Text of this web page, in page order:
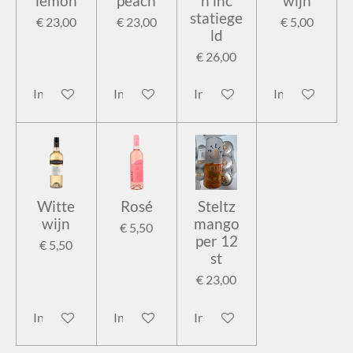
€ 23,00
In winkelwagen
€ 23,00
In winkelwagen
statiege
ld
€ 26,00
In winkelwagen
€ 5,00
In
Witte
wijn
€ 5,50
In winkelwagen
Rosé
€ 5,50
In winkelwagen
Steltz
mango
per 12
st
€ 23,00
In winkelwagen